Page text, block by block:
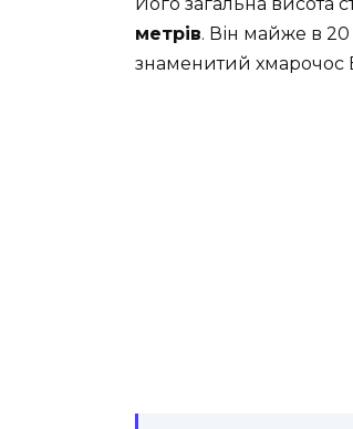
метрів. Він майже в
знаменитий хмарочос